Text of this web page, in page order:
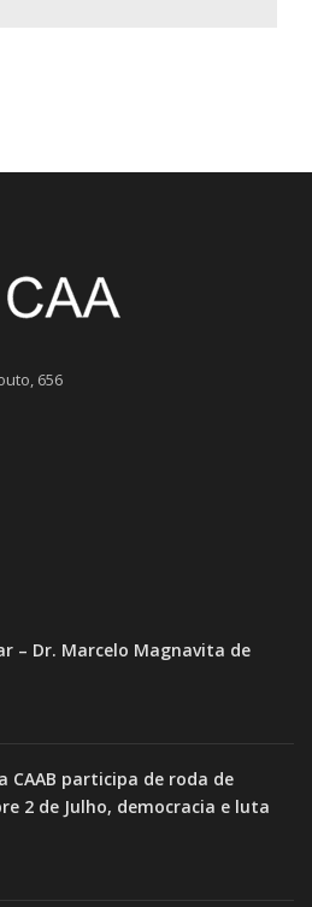
656
– Dr. Marcelo Magnavita de
CAAB participa de roda de
2 de Julho, democracia e luta